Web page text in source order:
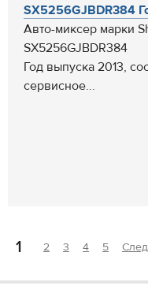
SX5256GJBDR384
Авто-миксер марки
SX5256GJBDR384
Год выпуска 2013,
сервисное...
1 2 3 4 5